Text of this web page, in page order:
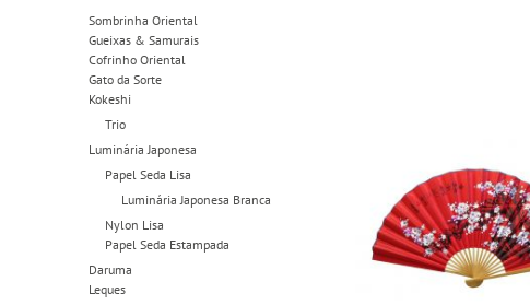
Sombrinha Oriental
Gueixas & Samurais
Cofrinho Oriental
Gato da Sorte
Kokeshi
Trio
Luminária Japonesa
Papel Seda Lisa
Luminária Japonesa Branca
Nylon Lisa
Papel Seda Estampada
Daruma
Leques